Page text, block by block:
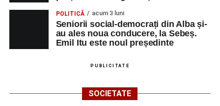
SÂMBĂTĂ, 22 AUGUST 2026
Platoul Centrului Cultural „Lucian
Blaga” Sebeș
POLITICĂ acum 3 luni
Seniorii social-democrați din Alba și-
au ales noua conducere, la Sebeș.
Emil Itu este noul președinte
PUBLICITATE
SOCIETATE